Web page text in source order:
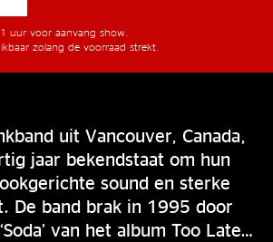
uur voor aanvang show.
zolang de voorraad strekt.
uit Vancouver, Canada,
jaar bekendstaat om hun
sound en sterke
De band brak in 1995 door
van het album Too Late…